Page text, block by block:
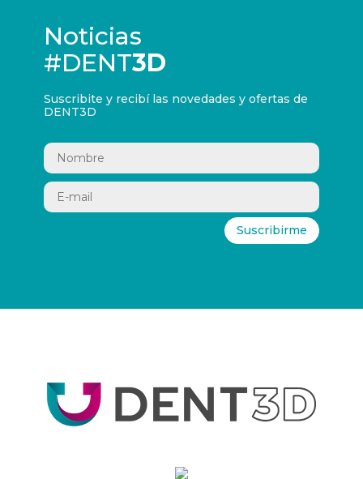
Noticias
#DENT3D
Suscribite y recibí las novedades y ofertas de
DENT3D
Suscribirme